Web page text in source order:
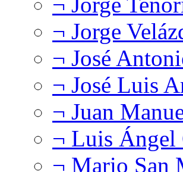
¬ Jorge
¬ José
¬ José Luis
¬ Juan
¬ Luis Ángel
¬ Mario San